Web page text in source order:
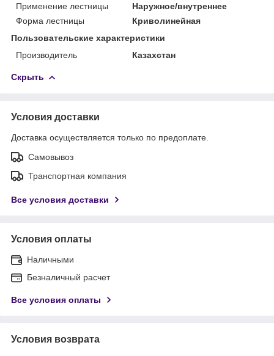
Применение лестницы
Наружное/внутреннее
Форма лестницы
Криволинейная
Пользовательские характеристики
Производитель
Казахстан
Скрыть
Условия доставки
Доставка осуществляется только по предоплате.
Самовывоз
Транспортная компания
Все условия доставки
Условия оплаты
Наличными
Безналичный расчет
Все условия оплаты
Условия возврата